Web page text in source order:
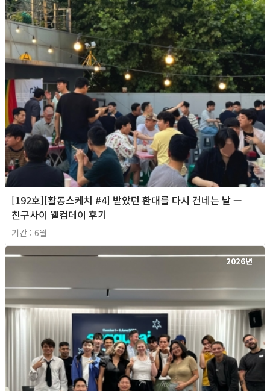
[192호][활동스케치 #4] 받았던 환대를 다시 건네는 날 —
친구사이 웰컴데이 후기
기간 : 6월
2026년